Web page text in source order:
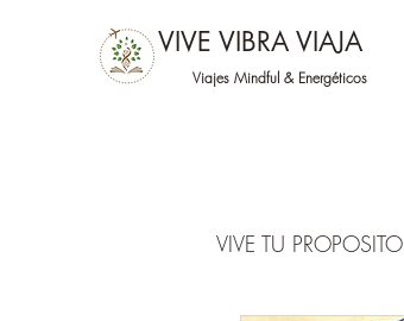
VIVE VIBRA VIAJA
Viajes Mindful & Energéticos
VIVE TU PROPOSITO